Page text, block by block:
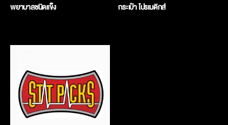
พยาบาลชนิดแข็ง
กระเป๋า โปรเมดิกส์